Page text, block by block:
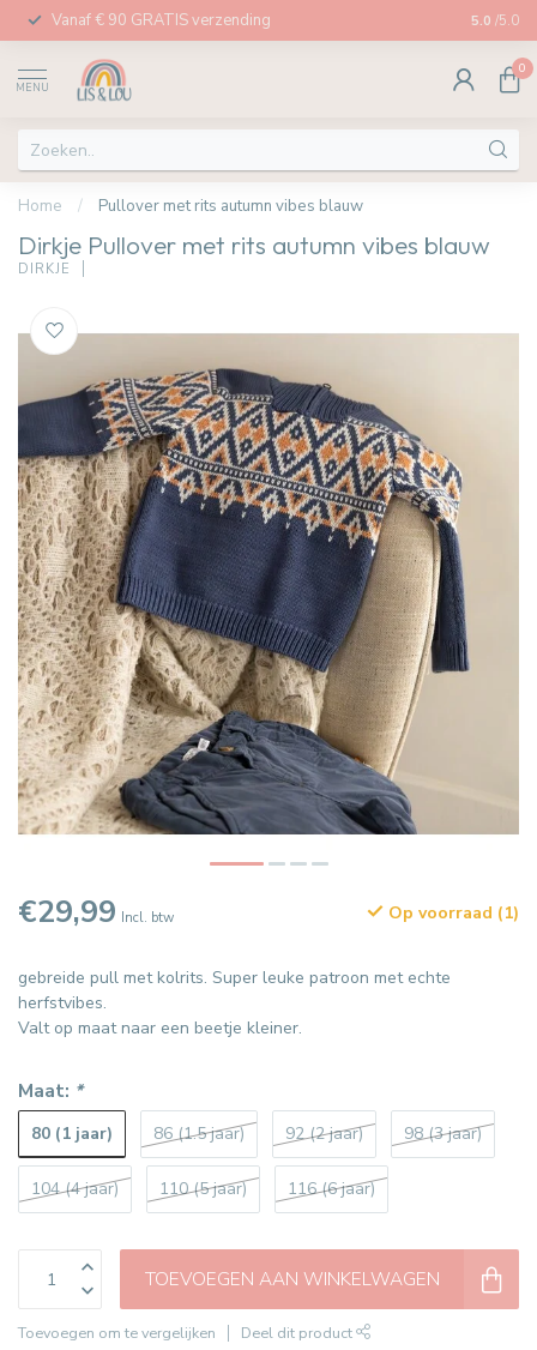
Vanaf € 90 GRATIS verzending Afhalen
5.0 /5.0
MENU
0
Home / Pullover met rits autumn vibes blauw
Dirkje Pullover met rits autumn vibes blauw
DIRKJE
€29,99 Incl. btw Op voorraad (1)
gebreide pull met kolrits. Super leuke patroon met echte
herfstvibes.
Valt op maat naar een beetje kleiner.
Maat: *
80 (1 jaar) 86 (1.5 jaar) 92 (2 jaar) 98 (3 jaar)
104 (4 jaar) 110 (5 jaar) 116 (6 jaar)
TOEVOEGEN AAN WINKELWAGEN
Toevoegen om te vergelijken Deel dit product